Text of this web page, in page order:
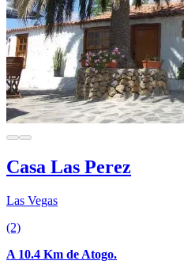
Casa Las Perez
Las Vegas
(2)
A 10.4 Km de Atogo.